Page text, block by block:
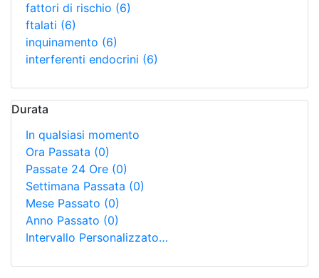
fattori di rischio (6)
ftalati (6)
inquinamento (6)
interferenti endocrini (6)
Durata
In qualsiasi momento
Ora Passata (0)
Passate 24 Ore (0)
Settimana Passata (0)
Mese Passato (0)
Anno Passato (0)
Intervallo Personalizzato…